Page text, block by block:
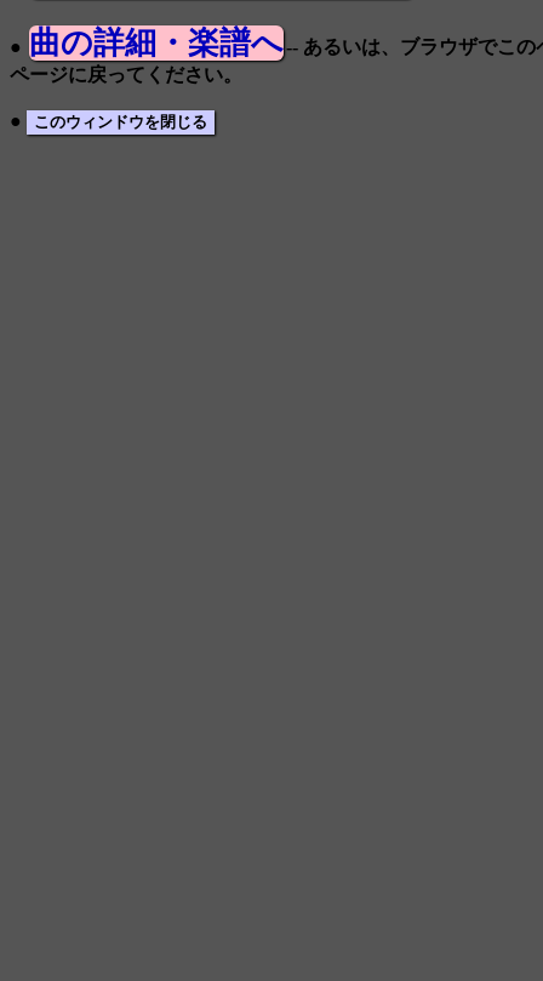
● 曲の詳細・楽譜へ-- あるいは、ブラウザでこ
ページに戻ってください。
●